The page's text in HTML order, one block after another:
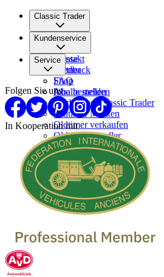
Classic Trader
Über uns
Karriere
Presse
Partner
Kundenservice
Kontakt
Feedback
FAQ
Inhalte melden
Service
Shop
Abo bestellen
Werben bei Classic Trader
Oldtimer Marken
Oldtimer verkaufen
Oldtimer Händler
Folgen Sie uns
In Kooperation mit